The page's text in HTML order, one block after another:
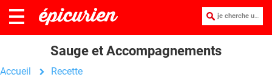
je cherche une recette :
Sauge et Accompagnements
Accueil Recette